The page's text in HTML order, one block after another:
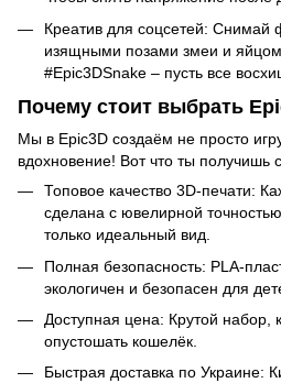
Креатив для соцсетей: Снимай
изящными позами змеи и
#Epic3DSnake – пусть все
Почему стоит выбрать
Мы в Epic3D создаём не просто
вдохновение! Вот что ты
Топовое качество 3D-печати:
сделана с ювелирной
только идеальный вид.
Полная безопасность: PLA-
экологичен и безопасен для
Доступная цена: Крутой набор,
опустошать кошелёк.
Быстрая доставка по Украине: